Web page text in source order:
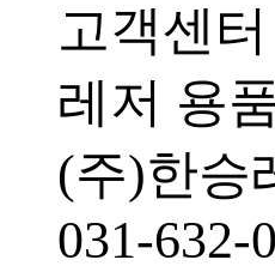
고객센터
레저 용
(주)한승
031-632-